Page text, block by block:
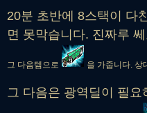
20분 초반에 8스택이 다
면 못막습니다. 진짜루
그 다음템으로 을 가줍니다. 상
그 다음은 광역딜이 필요